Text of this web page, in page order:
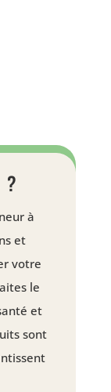
?
à
et
votre
le
et
sont